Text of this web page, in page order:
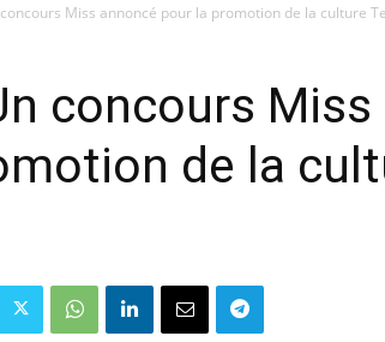
Miss annoncé pour la promotion de la culture
concours
de la